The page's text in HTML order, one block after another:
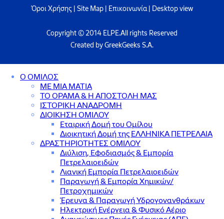
Όροι Χρήσης Site Map Επικοινωνία| Desktop view
Copyright © 2014 ELPE.All rights Reserved
Created by GreekGeeks S.A.
Ο ΟΜΙΛΟΣ
ΜΕ ΜΙΑ ΜΑΤΙΑ
ΤΟ ΟΡΑΜΑ & Η ΑΠΟΣΤΟΛΗ ΜΑΣ
ΙΣΤΟΡΙΚΗ ΑΝΑΔΡΟΜΗ
ΔΙΟΙΚΗΣΗ ΟΜΙΛΟΥ
Εταιρική Δομή του Ομίλου
Διοικητική Δομή της ΕΛΛΗΝΙΚΑ ΠΕΤΡΕΛΑΙΑ
ΔΡΑΣΤΗΡΙΟΤΗΤΕΣ ΟΜΙΛΟΥ
Διύλιση, Εφοδιασμός & Εμπορία
Πετρελαιοειδών
Λιανική Εμπορία Πετρελαιοειδών
Παραγωγή & Εμπορία Χημικών/
Πετροχημικών
Έρευνα & Παραγωγή Υδρογονανθράκων
Ηλεκτρική Ενέργεια & Φυσικό Αέριο